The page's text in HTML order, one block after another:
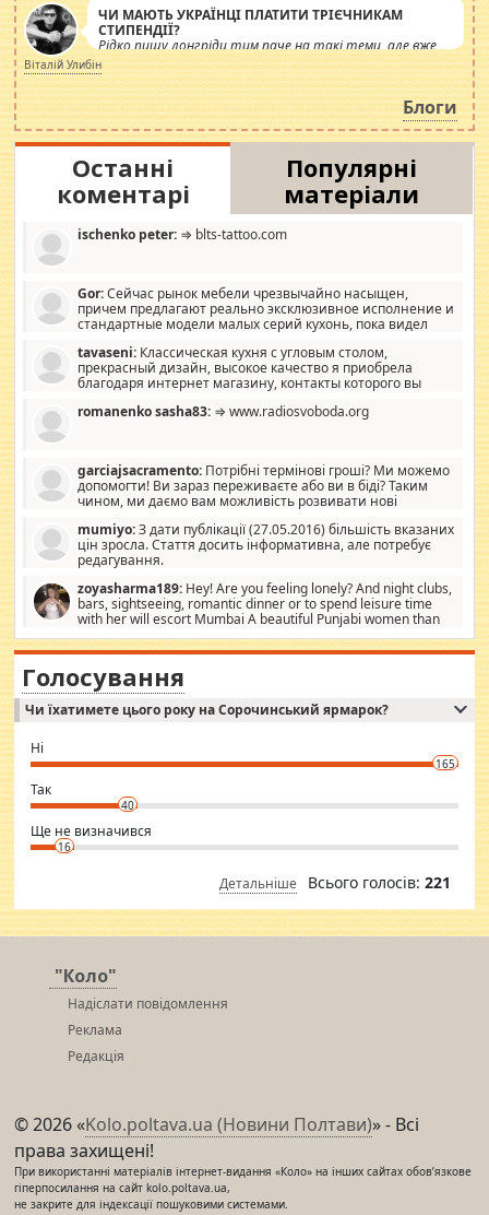
ЧИ МАЮТЬ УКРАЇНЦІ ПЛАТИТИ ТРІЄЧНИКАМ
СТИПЕНДІЇ?
Рідко пишу лонгріди тим паче на такі теми, але вже
просто дістало! Обурюють сьогоднішні інсенуації
навколо стипендіального питання. Штучно
роздувається ще одна соціальна катастрофа.
Віталій Улибін
Блоги
Останні
коментарі
Популярні
матеріали
ischenko peter: ⇒ blts-tattoo.com
Gor:Сейчас рынок мебели чрезвычайно насыщен,
причем предлагают реально эксклюзивное исполнение и
стандартные модели малых серий кухонь, пока видел
стандартные формы, в MebelOk, креативненько и что главное -
со вкусом все в порядке, без ненужных наворотов удорожающих
мебель, а это не последний фактор.
tavaseni: Классическая кухня с угловым столом,
прекрасный дизайн, высокое качество я приобрела
благодаря интернет магазину, контакты которого вы
romanenko sasha83: ⇒ www.radiosvoboda.org
garciajsacramento: Потрібні термінові гроші? Ми можемо
допомогти! Ви зараз переживаєте або ви в біді? Таким
чином, ми даємо вам можливість розвивати нові
допомагати людям, які намагаються дати їм шанс. Кожен
заслуговує на другий шанс, і, оскільки влада не зможе, вони
повинні приймати від інших. Для нас нема багато суми, і зрілість
витрат, а тільки узгоджених сум і нічого іншого. Не чекайте і не
коментуйте цей пост. Введіть суму, яку ви хочете подати, і ми
зв'яжемося з вами з усіма варіантами. зв'яжіться з нами
сьогодні на garciajsacramento@gmail.com Вам потрібні термінові
гроші? Ми можемо допомогти!
mumiyo:З дати публікації (27.05.2016) більшість вказаних
цін зросла. Стаття досить інформативна, але потребує
редагування.
zoyasharma189: Hey! Are you feeling lonely? And night clubs,
bars, sightseeing, romantic dinner or to spend leisure time
with her will escort Mumbai A beautiful Punjabi women than
sexy escort companion in arms that you guys feel like 5 star luxury
hotel had to spend the night in their search for loved solitaire free
woman "Love Solitaire" beautiful figure and shapely body shapes.
Independent escort in Mumbai, truthful, friendly and cheerful girl.
WhatsApp via an easily can see the latest pictures of her body and the
want to meet new people. Sakshi Mirchandani health and figure
conscious in order to keep yourself fit and regularly go to the health
club.
⇒ sakshimirchandani.com
Голосування
Чи їхатимете цього року на Сорочинський ярмарок?
Ні
165
Так
40
Ще не визначився
16
Детальніше Всього голосів: 221
"Коло"
Надіслати повідомлення
Реклама
Редакція
© 2026 «Kolo.poltava.ua (Новини Полтави)» - Всі
права захищені!
При використанні матеріалів інтернет-видання «Коло» на інших сайтах обов’язкове
гіперпосилання на сайт kolo.poltava.ua,
не закрите для індексації пошуковими системами.